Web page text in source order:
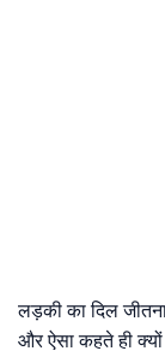
लड़की का दिल
और ऐसा कहते ही